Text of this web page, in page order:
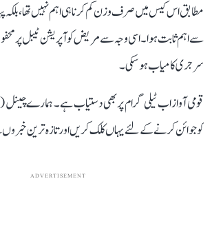
مطابق اس کیس میں صرف وزن کم کرنا ہی اہم نہیں تھا،
سے اہم ثابت ہوا۔ اسی وجہ سے مریض کو آپریشن ٹیبل پر
سرجری کامیاب ہو سکی۔
قومی آواز اب ٹیلی گرام پر بھی دستیاب ہے۔ ہمارے چینل (
کو جوائن کرنے کے لئے یہاں کلک کریں اور تازہ ترین
ADVERTISEMENT